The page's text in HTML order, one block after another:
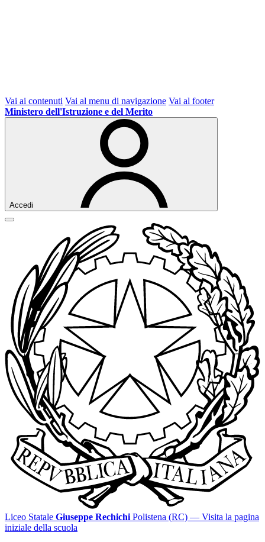
Vai ai contenuti Vai al menu di navigazione Vai al footer
Ministero dell'Istruzione e del Merito
Accedi
Liceo Statale Giuseppe Rechichi Polistena (RC) — Visita la pagina
iniziale della scuola